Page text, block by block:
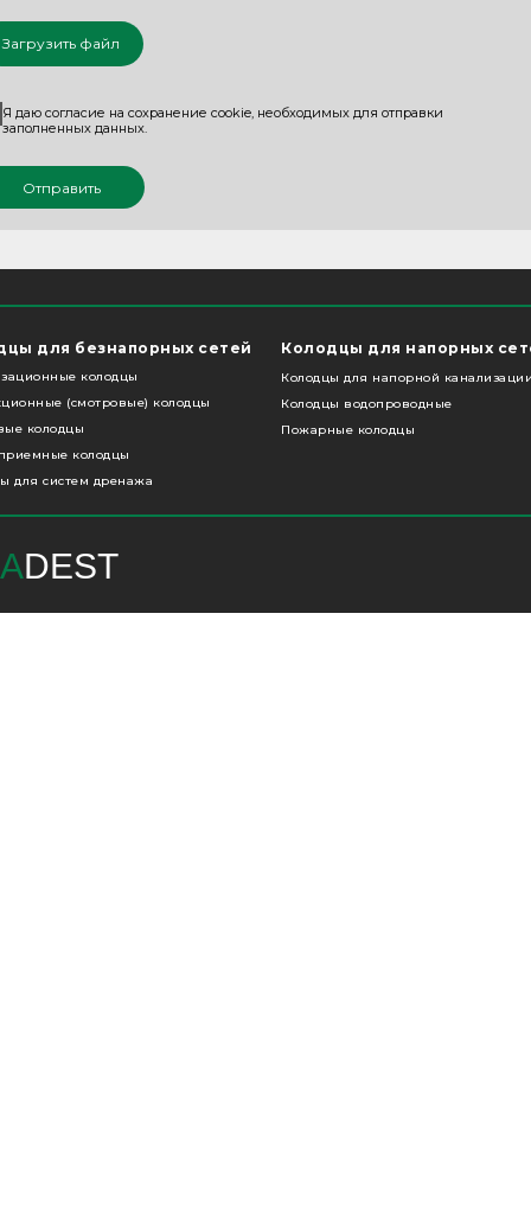
Загрузить файл
Я даю согласие на сохранение cookie, необходимых для отправки
заполненных данных.
Отправить
DEST
для безнапорных сетей Колодцы для напорных
колодцы
(смотровые) колодцы
колодцы
колодцы
для систем дренажа
Колодцы для напорной
Колодцы водопроводные
Пожарные колодцы